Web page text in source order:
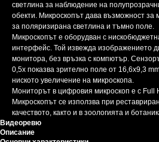
светлина за наблюдение на
обекти. Микроскопът дава възможност
за поляризирана светлина и тъмно поле.
Микроскопът е оборудван с
интерфейс. Той извежда изображението
монитора, без връзка с компютър.
0,5x показва зрително поле от 16,6x9,3
ниското увеличение на микроскопа.
Мониторът в цифровия микроскоп е с Full
Микроскопът се използва при
качеството, както и в зоологията и
Видеоревю
Описание